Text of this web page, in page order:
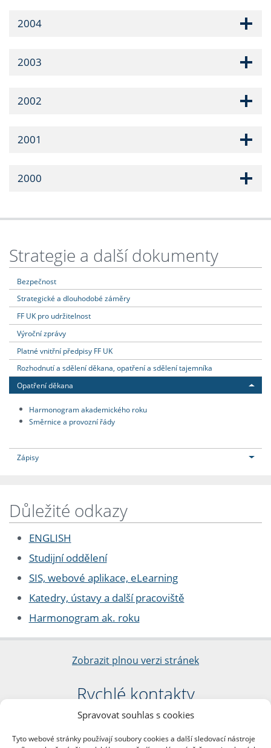
Spravovat souhlas s cookies
Tyto webové stránky používají soubory cookies a další sledovací nástroje
2004
2003
2002
2001
2000
Strategie a další dokumenty
Bezpečnost
Strategické a dlouhodobé záměry
FF UK pro udržitelnost
Výroční zprávy
Platné vnitřní předpisy FF UK
Rozhodnutí a sdělení děkana, opatření a sdělení tajemníka
Opatření děkana
Harmonogram akademického roku
Směrnice a provozní řády
Zápisy
Důležité odkazy
ENGLISH
Studijní oddělení
SIS, webové aplikace, eLearning
Katedry, ústavy a další pracoviště
Harmonogram ak. roku
Zobrazit plnou verzi stránek
Rychlé kontakty
Filozofická fakulta
nám. Jana Palacha 1/2